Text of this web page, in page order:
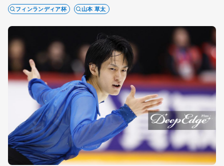
フィンランディア杯 山本 草太